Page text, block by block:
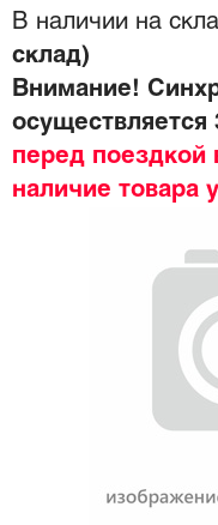
В наличии на
склад)
Внимание!
осуществляется
перед поездкой
наличие товара